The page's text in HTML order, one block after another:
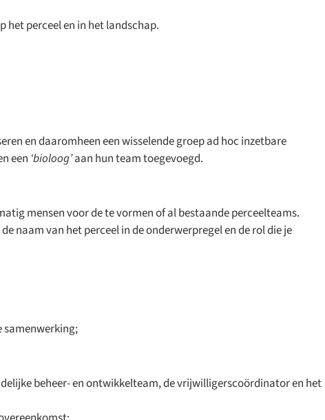
het perceel en in het landschap.
en daaromheen een wisselende groep ad hoc inzetbare
een ‘bioloog’aan hun team toegevoegd.
mensen voor de te vormen of al bestaande perceelteams.
naam van het perceel in de onderwerpregel en de rol die je
samenwerking;
beheer- en ontwikkelteam, de vrijwilligerscoördinator en het